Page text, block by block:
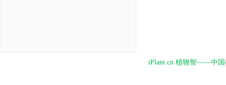
iPlant.cn 植物智——中国